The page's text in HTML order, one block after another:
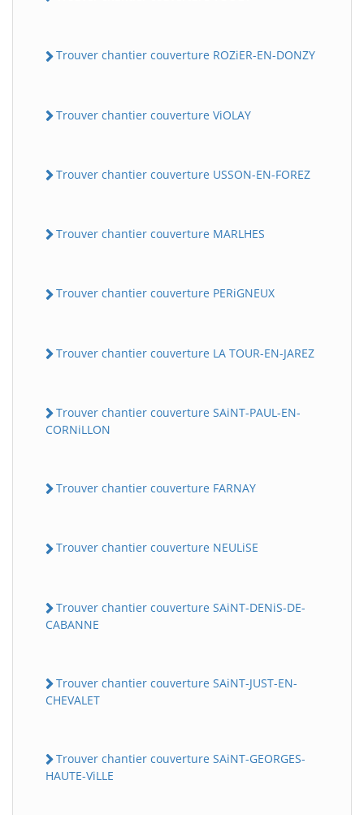
Trouver chantier couverture ROZiER-EN-DONZY
Trouver chantier couverture ViOLAY
Trouver chantier couverture USSON-EN-FOREZ
Trouver chantier couverture MARLHES
Trouver chantier couverture PERiGNEUX
Trouver chantier couverture LA TOUR-EN-JAREZ
Trouver chantier couverture SAiNT-PAUL-EN-
CORNiLLON
Trouver chantier couverture FARNAY
Trouver chantier couverture NEULiSE
Trouver chantier couverture SAiNT-DENiS-DE-
CABANNE
Trouver chantier couverture SAiNT-JUST-EN-
CHEVALET
Trouver chantier couverture SAiNT-GEORGES-
HAUTE-ViLLE